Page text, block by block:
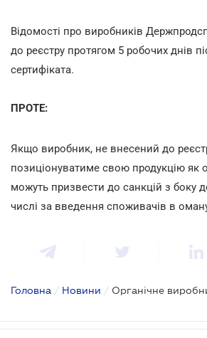
Відомості про виробників
до реєстру протягом 5 робочих днів
сертифіката.
ПРОТЕ:
Якщо виробник, не внесений до
позиціонуватиме свою продукцію як
можуть призвести до санкцій з боку
числі за введення споживачів в
Головна / Новини / Органічне